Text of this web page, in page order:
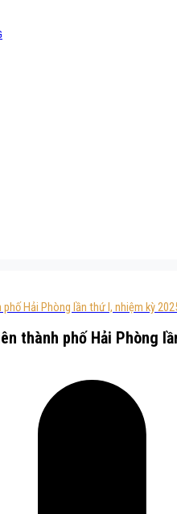
Hải Phòng lần thứ I, nhiệm kỳ
thành phố Hải Phòng